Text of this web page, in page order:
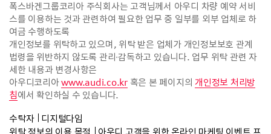
폭스바겐그룹코리아 주식회사는 고객님께서 아우디 차량 예약 서비
스를 이용하는 것과 관련하여 필요한 업무 중 일부를 외부 업체로 하
여금 수행하도록
개인정보를 위탁하고 있으며, 위탁 받은 업체가 개인정보보호 관계
법령을 위반하지 않도록 관리∙감독하고 있습니다. 업무 위탁 관련 자
세한 내용과 변경사항은
아우디코리아www.audi.co.kr혹은 본 페이지의 개인정보 처리방
침에서 확인하실 수 있습니다.
수탁자
디지털다임
위탁 정보의 이용 목적
아우디 고객을 위한 온라인 마케팅 이벤트 프